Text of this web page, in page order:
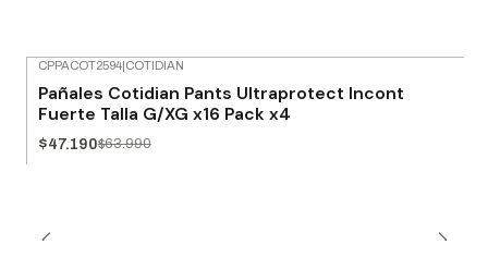
CPPACOT2594|COTIDIAN
Pañales Cotidian Pants Ultraprotect Incont
Fuerte Talla G/XG x16 Pack x4
$47.190$63.990